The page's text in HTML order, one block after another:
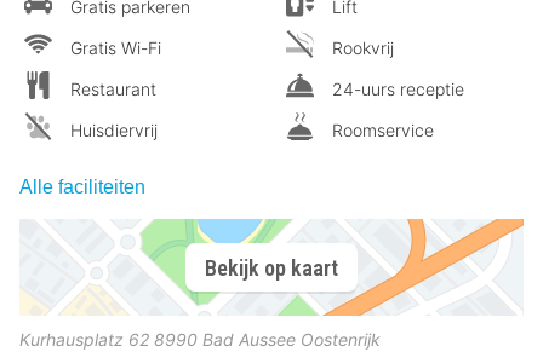
Gratis parkeren
Gratis Wi-Fi
Restaurant
Huisdiervrij
Lift
Rookvrij
24-uurs receptie
Roomservice
Alle faciliteiten
Bekijk op kaart
Kurhausplatz 62 8990 Bad Aussee Oostenrijk